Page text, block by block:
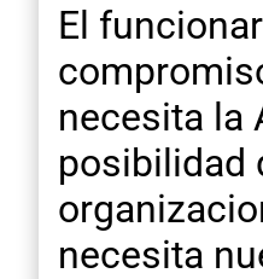
El
necesita la
posibilidad
necesita